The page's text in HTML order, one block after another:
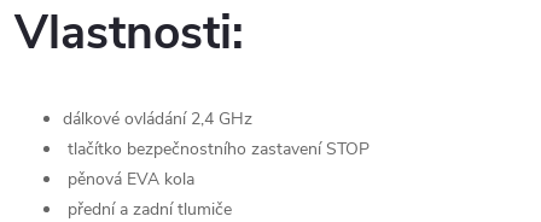
Vlastnosti:
dálkové ovládání 2,4 GHz
tlačítko bezpečnostního zastavení STOP
pěnová EVA kola
přední a zadní tlumiče